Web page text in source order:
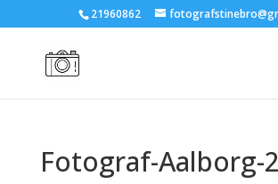
21960862
Fotograf-Aalborg-